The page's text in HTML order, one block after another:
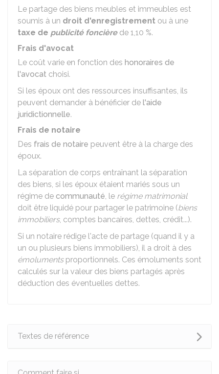
Le partage des biens meubles et immeubles est
soumis à un droit d'enregistrement ou à une
taxe de publicité foncière de 1,10 %.
Frais d'avocat
Le coût varie en fonction des honoraires de
l'avocat choisi.
Si les époux ont des ressources insuffisantes, ils
peuvent demander à bénéficier de l'aide
juridictionnelle.
Frais de notaire
Des frais de notaire peuvent être à la charge des
époux.
La séparation de corps entraînant la séparation
des biens, si les époux étaient mariés sous un
régime de communauté, le régime matrimonial
doit être liquidé pour partager le patrimoine (biens
immobiliers, comptes bancaires, dettes, crédit...).
Si un notaire rédige l'acte de partage (quand il y a
un ou plusieurs biens immobiliers), il a droit à des
émolumentsproportionnels. Ces émoluments sont
calculés sur la valeur des biens partagés après
déduction des éventuelles dettes.
Textes de référence